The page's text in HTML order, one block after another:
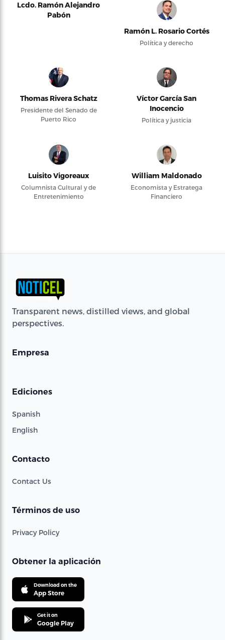
Lcdo. Ramón Alejandro
Pabón
Ramón L. Rosario Cortés
Política y derecho
Thomas Rivera Schatz
Presidente del Senado de
Puerto Rico
Víctor García San
Inocencio
Política y justicia
Luisito Vigoreaux
Columnista Cultural y de
Entretenimiento
William Maldonado
Economista y Estratega
Financiero
Transparent news, distilled views, and global
perspectives.
Empresa
Ediciones
Spanish
English
Contacto
Contact Us
Términos de uso
Privacy Policy
Obtener la aplicación
Download on the
App Store
Get it on
Google Play